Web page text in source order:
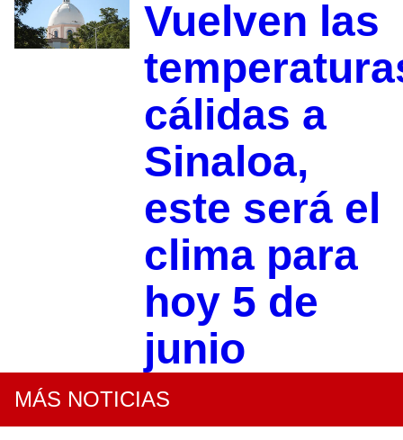
Vuelven las
cálidas a
Sinaloa,
este será el
clima para
hoy 5 de
junio
MÁS NOTICIAS